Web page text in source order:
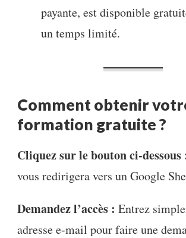
payante, est disponible
un temps limité.
Comment obtenir
formation gratuite ?
Cliquez sur le bouton ci-dessous
vous redirigera vers un Google
Demandez l’accès : Entrez
adresse e-mail pour faire une